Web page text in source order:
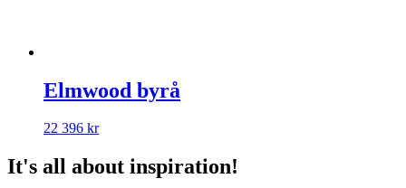
Elmwood byrå
22 396 kr
It's all about inspiration!